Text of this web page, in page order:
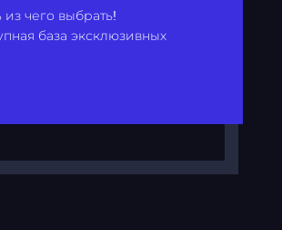
из чего выбрать!
база эксклюзивных